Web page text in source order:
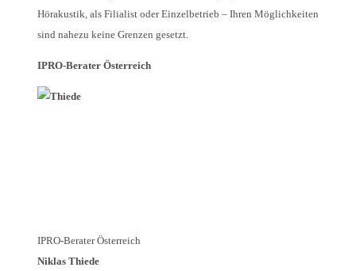
Hörakustik, als Filialist oder Einzelbetrieb – Ihren Möglichkeiten
sind nahezu keine Grenzen gesetzt.
IPRO-Berater Österreich
IPRO-Berater Österreich
Niklas Thiede